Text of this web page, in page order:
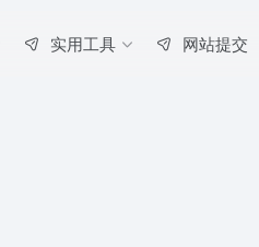
实用工具 网站提交